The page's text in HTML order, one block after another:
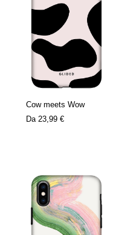
Cow meets Wow
Da 23,99 €